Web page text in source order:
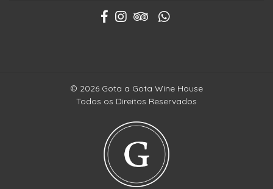
© 2026 Gota a Gota Wine House
Todos os Direitos Reservados